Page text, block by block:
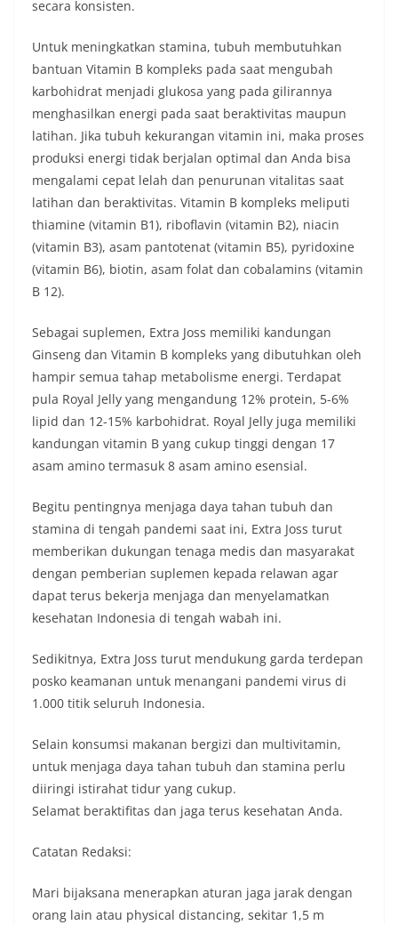
secara konsisten.
Untuk meningkatkan stamina, tubuh membutuhkan
bantuan Vitamin B kompleks pada saat mengubah
karbohidrat menjadi glukosa yang pada gilirannya
menghasilkan energi pada saat beraktivitas maupun
latihan. Jika tubuh kekurangan vitamin ini, maka proses
produksi energi tidak berjalan optimal dan Anda bisa
mengalami cepat lelah dan penurunan vitalitas saat
latihan dan beraktivitas. Vitamin B kompleks meliputi
thiamine (vitamin B1), riboflavin (vitamin B2), niacin
(vitamin B3), asam pantotenat (vitamin B5), pyridoxine
(vitamin B6), biotin, asam folat dan cobalamins (vitamin
B 12).
Sebagai suplemen, Extra Joss memiliki kandungan
Ginseng dan Vitamin B kompleks yang dibutuhkan oleh
hampir semua tahap metabolisme energi. Terdapat
pula Royal Jelly yang mengandung 12% protein, 5-6%
lipid dan 12-15% karbohidrat. Royal Jelly juga memiliki
kandungan vitamin B yang cukup tinggi dengan 17
asam amino termasuk 8 asam amino esensial.
Begitu pentingnya menjaga daya tahan tubuh dan
stamina di tengah pandemi saat ini, Extra Joss turut
memberikan dukungan tenaga medis dan masyarakat
dengan pemberian suplemen kepada relawan agar
dapat terus bekerja menjaga dan menyelamatkan
kesehatan Indonesia di tengah wabah ini.
Sedikitnya, Extra Joss turut mendukung garda terdepan
posko keamanan untuk menangani pandemi virus di
1.000 titik seluruh Indonesia.
Selain konsumsi makanan bergizi dan multivitamin,
untuk menjaga daya tahan tubuh dan stamina perlu
diiringi istirahat tidur yang cukup.
Selamat beraktifitas dan jaga terus kesehatan Anda.
Catatan Redaksi:
Mari bijaksana menerapkan aturan jaga jarak dengan
orang lain atau physical distancing, sekitar 1,5 m